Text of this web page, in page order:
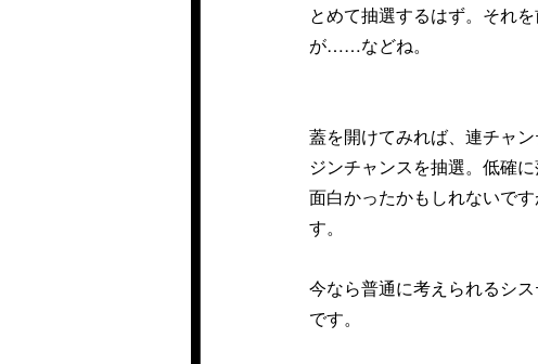
とめて抽選するはず。それ
が……などね。
蓋を開けてみれば、連チャ
ジンチャンスを抽選。低確
面白かったかもしれないで
す。
今なら普通に考えられるシ
です。